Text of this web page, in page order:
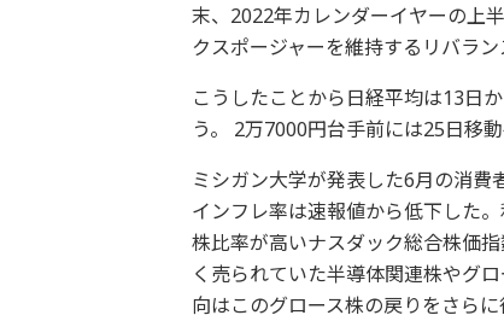
末、2022年カレンダーイヤーの上
クスポージャーを維持するリバラ
こうしたことから日経平均は13日
う。 2万7000円台手前には25日移
ミシガン大学が発表した6月の消
インフレ率は速報値から低下した
株比率が高いナスダック総合株価
く売られていた半導体関連株やグ
向はこのグロース株の戻りをさら